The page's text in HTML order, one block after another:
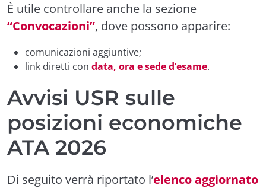
È utile controllare anche la sezione
“Convocazioni”, dove possono apparire:
comunicazioni aggiuntive;
link diretti con data, ora e sede d’esame.
Avvisi USR sulle
posizioni economiche
ATA 2026
Di seguito verrà riportato l’elenco aggiornato